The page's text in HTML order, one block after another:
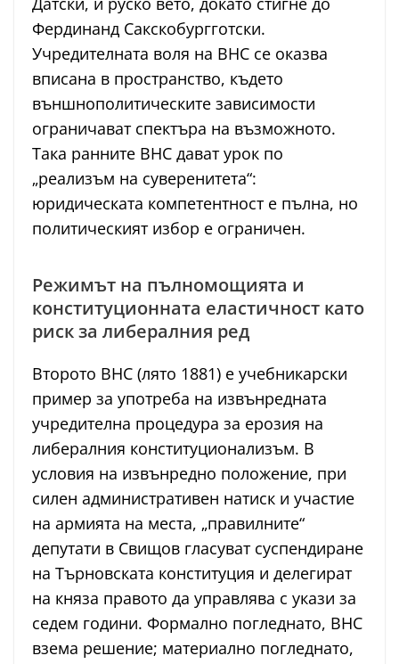
Фердинанд Сакскобургготски.
Учредителната воля на ВНС се оказва
вписана в пространство, където
външнополитическите зависимости
ограничават спектъра на възможното.
Така ранните ВНС дават урок по
„реализъм на суверенитета“:
юридическата компетентност е пълна, но
политическият избор е ограничен.
Режимът на пълномощията и
конституционната еластичност като
риск за либералния ред
Второто ВНС (лято 1881) е учебникарски
пример за употреба на извънредната
учредителна процедура за ерозия на
либералния конституционализъм. В
условия на извънредно положение, при
силен административен натиск и участие
на армията на места, „правилните“
депутати в Свищов гласуват суспендиране
на Търновската конституция и делегират
на княза правото да управлява с укази за
седем години. Формално погледнато, ВНС
взема решение; материално погледнато,